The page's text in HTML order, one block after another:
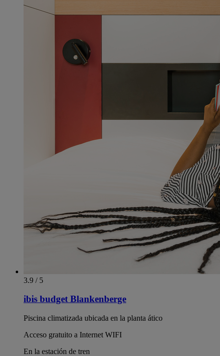
3.9 / 5
ibis budget Blankenberge
Piscina climatizada ubicada en la planta ático
Acceso gratuito a Internet WIFI
En la estación de tren